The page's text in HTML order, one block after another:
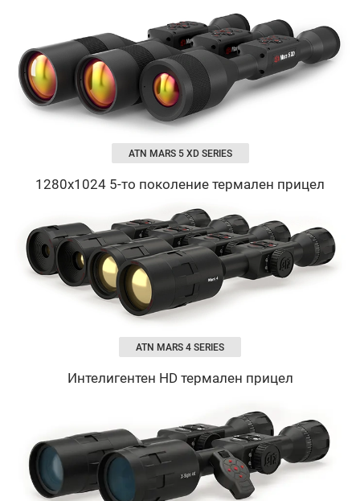
ATN MARS 5 XD SERIES
1280х1024 5-то поколение термален прицел
ATN MARS 4 SERIES
Интелигентен HD термален прицел